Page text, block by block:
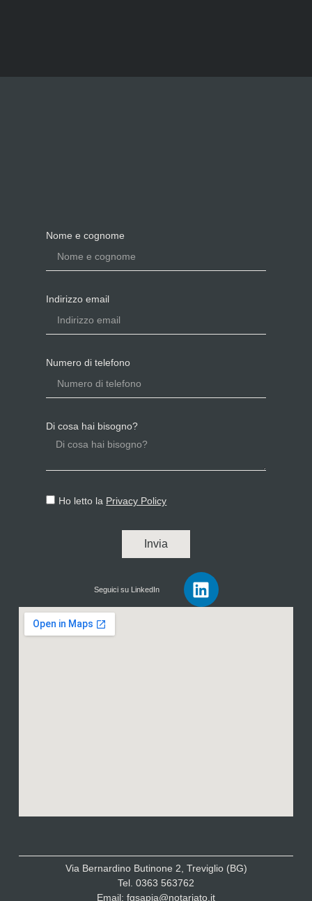
Nome e cognome
Indirizzo email
Numero di telefono
Di cosa hai bisogno?
Ho letto la Privacy Policy
Invia
Seguici su LinkedIn
Via Bernardino Butinone 2, Treviglio (BG)
Tel. 0363 563762
Email: fgsapia@notariato.it